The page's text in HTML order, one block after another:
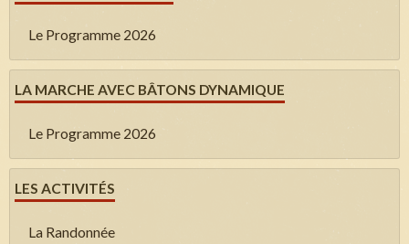
Le Programme 2026
LA MARCHE AVEC BÂTONS DYNAMIQUE
Le Programme 2026
LES ACTIVITÉS
La Randonnée